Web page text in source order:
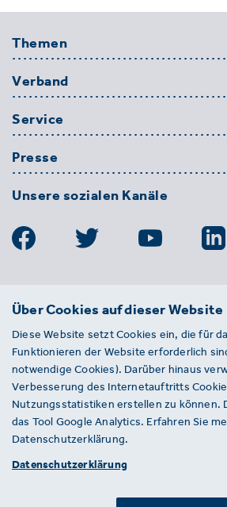
Themen
Verband
Service
Presse
Unsere sozialen Kanäle
BDE
Entsorgungs-, Wasser- und
Kreislaufwirtschaft e. V.
Von-der-Heydt-Straße 2
D 10785 Berlin
Sie haben einen Fehler auf unserer Website
gefunden? Ihnen ist ein defekter Link
aufgefallen? Wir freuen uns über Ihren
Über Cookies auf dieser Website
Diese Website setzt Cookies ein, die für
Funktionieren der Website erforderlich
notwendige Cookies). Darüber hinaus
Verbesserung des Internetauftritts
Nutzungsstatistiken erstellen zu können.
das Tool Google Analytics. Erfahren Sie
Datenschutzerklärung.
Datenschutzerklärung